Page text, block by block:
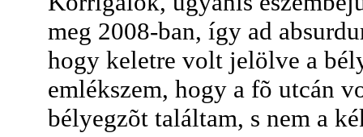
meg 2008-ban, így ad
hogy keletre volt jelölve a
emlékszem, hogy a fõ utcán
bélyegzõt találtam, s nem a